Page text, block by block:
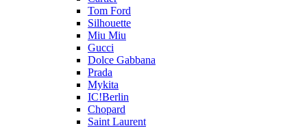
Tom Ford
Silhouette
Miu Miu
Gucci
Dolce Gabbana
Prada
Mykita
IC!Berlin
Chopard
Saint Laurent